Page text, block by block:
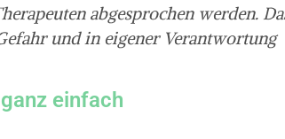
abgesprochen werden.
und in eigener Verantwortung
einfach